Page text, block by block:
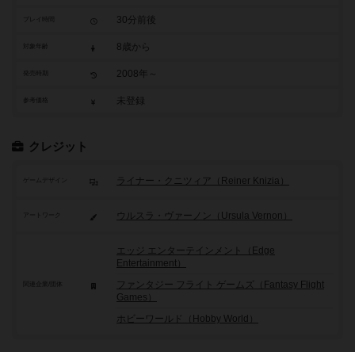
30分前後
8歳から
2008年～
参考価格 未登録
クレジット
ゲームデザイン ライナー・クニツィア（Reiner Knizia）
アートワーク ウルスラ・ヴァーノン（Ursula Vernon）
エッジ エンターテインメント（Edge
Entertainment）
ファンタジー フライト ゲームズ（Fantasy Flight
Games）
ホビーワールド（Hobby World）